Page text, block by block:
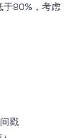
于90%，考虑
戳